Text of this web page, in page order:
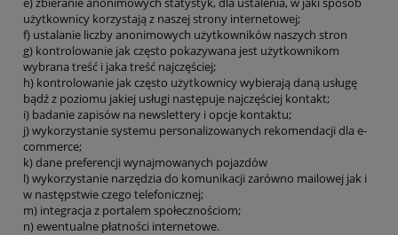
użytkownicy korzystają z naszej strony internetowej;
f) ustalanie liczby anonimowych użytkowników naszych stron
g) kontrolowanie jak często pokazywana jest użytkownikom
wybrana treść i jaka treść najczęściej;
h) kontrolowanie jak często użytkownicy wybierają daną usługę
bądź z poziomu jakiej usługi następuje najczęściej kontakt;
i) badanie zapisów na newslettery i opcje kontaktu;
j) wykorzystanie systemu personalizowanych rekomendacji dla e-
commerce;
k) dane preferencji wynajmowanych pojazdów
l) wykorzystanie narzędzia do komunikacji zarówno mailowej jak i
w następstwie czego telefonicznej;
m) integracja z portalem społecznościom;
n) ewentualne płatności internetowe.